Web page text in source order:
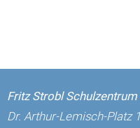
Fritz Strobl
Dr. Arthur-Lemisch-Platz 1